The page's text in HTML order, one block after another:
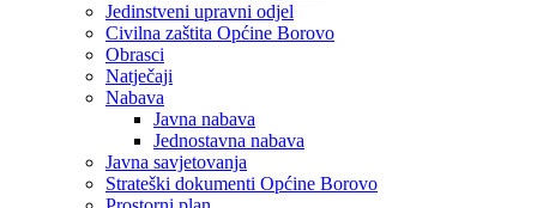
Jedinstveni upravni odjel
Civilna zaštita Općine Borovo
Obrasci
Natječaji
Nabava
Javna nabava
Jednostavna nabava
Javna savjetovanja
Strateški dokumenti Općine Borovo